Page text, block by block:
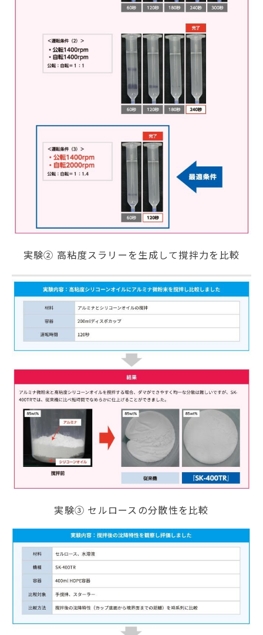
実験② 高粘度スラリーを生成して撹拌力を比較
実験③ セルロースの分散性を比較